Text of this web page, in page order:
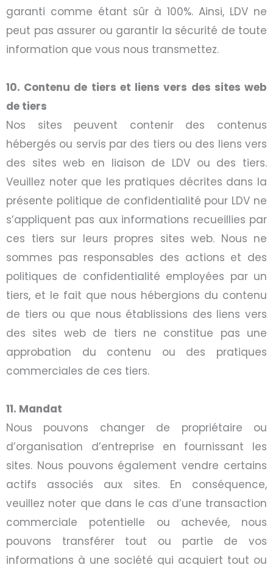
garanti comme étant sûr à 100%. Ainsi, LDV ne
peut pas assurer ou garantir la sécurité de toute
information que vous nous transmettez.
10. Contenu de tiers et liens vers des sites web
de tiers
Nos sites peuvent contenir des contenus
hébergés ou servis par des tiers ou des liens vers
des sites web en liaison de LDV ou des tiers.
Veuillez noter que les pratiques décrites dans la
présente politique de confidentialité pour LDV ne
s’appliquent pas aux informations recueillies par
ces tiers sur leurs propres sites web. Nous ne
sommes pas responsables des actions et des
politiques de confidentialité employées par un
tiers, et le fait que nous hébergions du contenu
de tiers ou que nous établissions des liens vers
des sites web de tiers ne constitue pas une
approbation du contenu ou des pratiques
commerciales de ces tiers.
11. Mandat
Nous pouvons changer de propriétaire ou
d’organisation d’entreprise en fournissant les
sites. Nous pouvons également vendre certains
actifs associés aux sites. En conséquence,
veuillez noter que dans le cas d’une transaction
commerciale potentielle ou achevée, nous
pouvons transférer tout ou partie de vos
informations à une société qui acquiert tout ou